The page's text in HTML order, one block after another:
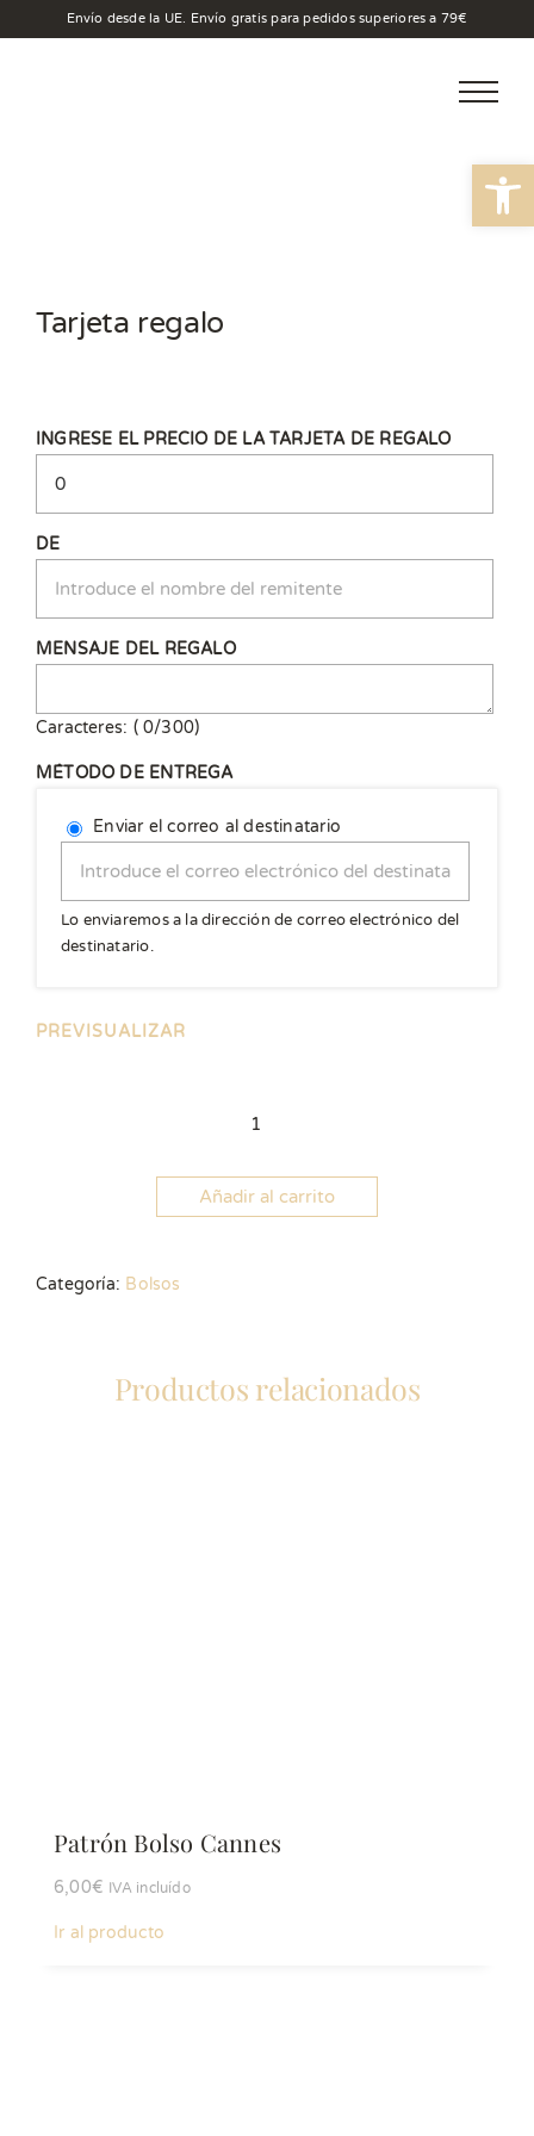
al
Envío desde la UE. Envío gratis para pedidos superiores a 79€
Tarjeta regalo
INGRESE EL PRECIO DE LA TARJETA DE REGALO
DE
MENSAJE DEL REGALO
Caracteres: ( 0/300)
MÉTODO DE ENTREGA
Enviar el correo al destinatario
Lo enviaremos a la dirección de correo electrónico del
destinatario.
PREVISUALIZAR
Tarjeta
cantidad
Añadir al carrito
Categoría: Bolsos
Productos relacionados
Patrón Bolso Cannes
6,00€ IVA incluído
Ir al producto
Abrir